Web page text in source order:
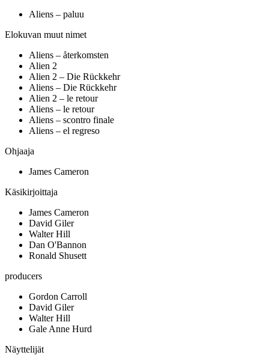
Aliens – paluu
Elokuvan muut nimet
Aliens – återkomsten
Alien 2
Alien 2 – Die Rückkehr
Aliens – Die Rückkehr
Alien 2 – le retour
Aliens – le retour
Aliens – scontro finale
Aliens – el regreso
Ohjaaja
James Cameron
Käsikirjoittaja
James Cameron
David Giler
Walter Hill
Dan O'Bannon
Ronald Shusett
producers
Gordon Carroll
David Giler
Walter Hill
Gale Anne Hurd
Näyttelijät